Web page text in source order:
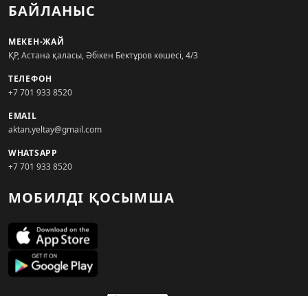
БАЙЛАНЫС
МЕКЕН-ЖАЙ
ҚР, Астана қаласы, Әбікен Бектұров көшесі, 4/3
ТЕЛЕФОН
+7 701 933 8520
EMAIL
aktan.yeltay@gmail.com
WHATSAPP
+7 701 933 8520
МОБИЛДІ ҚОСЫМША